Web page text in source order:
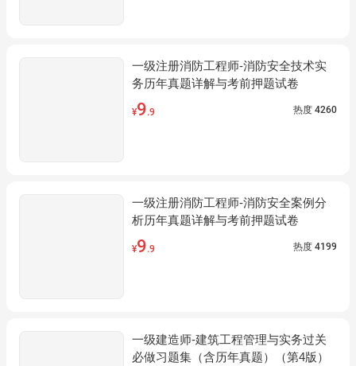
一级注册消防工程师-消防安全技术实
务历年真题详解与考前押题试卷
¥9.9 热度 4260
一级注册消防工程师-消防安全案例分
析历年真题详解与考前押题试卷
¥9.9 热度 4199
一级建造师-建筑工程管理与实务过关
必做习题集（含历年真题）（第4版）